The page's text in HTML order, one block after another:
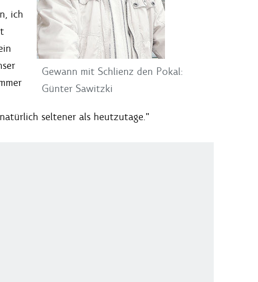
Gewann mit Schlienz den Pokal:
Günter Sawitzki
ich
seltener als heutzutage."